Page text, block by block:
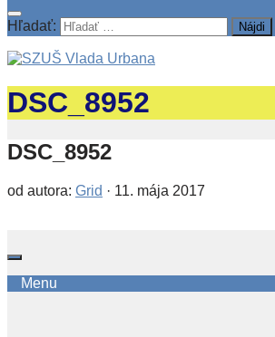
Hľadať:
DSC_8952
DSC_8952
od autora: Grid · 11. mája 2017
Menu